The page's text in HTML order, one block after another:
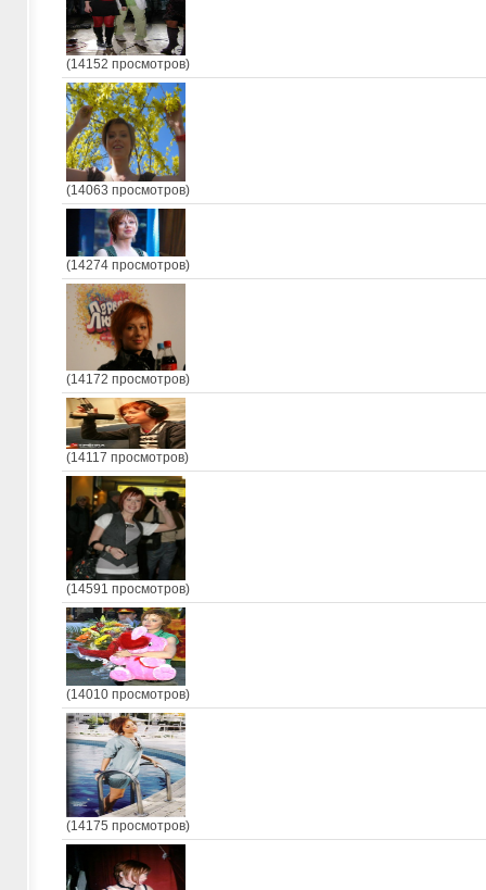
(14152 просмотров)
(14063 просмотров)
(14274 просмотров)
(14172 просмотров)
(14117 просмотров)
(14591 просмотров)
(14010 просмотров)
(14175 просмотров)